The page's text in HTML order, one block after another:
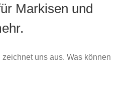
Markisen und
uns aus. Was können